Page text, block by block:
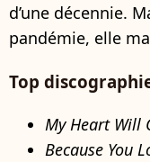
d’une décennie.
pandémie, elle
Top
My Heart Will
Because You